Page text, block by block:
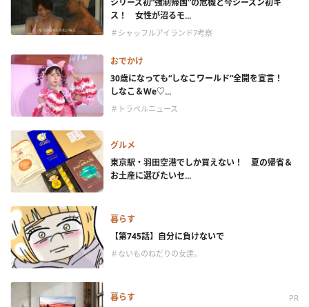
ス！ 女性が沼るモ...
＃シャッフルアイランド7考察
おでかけ
30歳になっても“しなこワールド”全開を宣言！
しなこ＆We♡...
＃トラベルニュース
グルメ
東京駅・羽田空港でしか買えない！ 夏の帰省＆
お土産に選びたいセ...
暮らす
【第745話】自分に負けないで
＃ないものねだりの女達。
暮らす PR